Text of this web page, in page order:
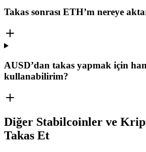
Takas sonrası ETH’m nereye
AUSD’dan takas yapmak için
kullanabilirim?
Diğer Stabilcoinler ve
Takas Et